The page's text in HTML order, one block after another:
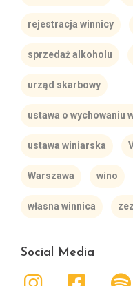
rejestracja winnicy
sprzedaż alkoholu
urząd skarbowy
ustawa o wychowaniu
ustawa winiarska
Warszawa wino
własna winnica
Social Media